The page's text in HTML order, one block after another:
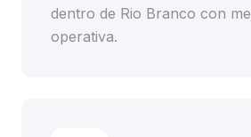
dentro de Rio Branco con
operativa.